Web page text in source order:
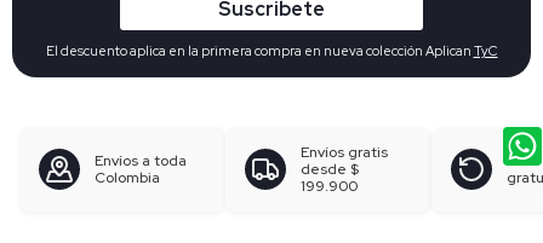
Suscribete
El descuento aplica en la primera compra en nueva colección Aplican TyC
Envíos a toda
Colombia
Envíos gratis
desde $
199.900